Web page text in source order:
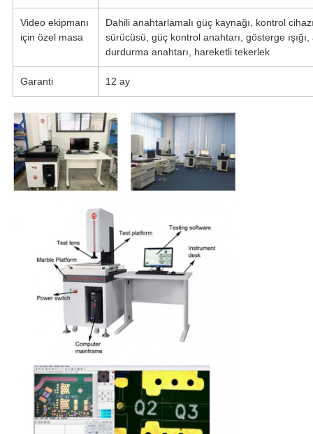
Video ekipmanı
için özel masa
Dahili anahtarlamalı güç kaynağı, kontrol
sürücüsü, güç kontrol anahtarı, gösterge ışığı,
durdurma anahtarı, hareketli tekerlek
Garanti 12 ay